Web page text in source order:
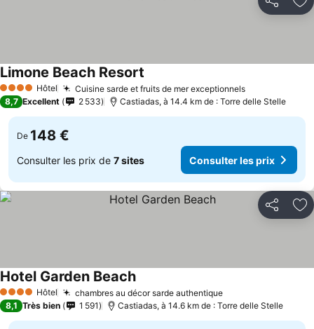
Partager
4 Étoiles Hôtel Cuisine sarde et fruits de mer exceptionnels
Limone Beach Resort
8,7 Excellent 2 533 Castiadas, à 14.4 km de : Torre delle Stelle
De 148 €
Consulter les prix de 7 sites Consulter les prix
Partager
4 Étoiles Hôtel chambres au décor sarde authentique
Hotel Garden Beach
8,1 Très bien 1 591 Castiadas, à 14.6 km de : Torre delle Stelle